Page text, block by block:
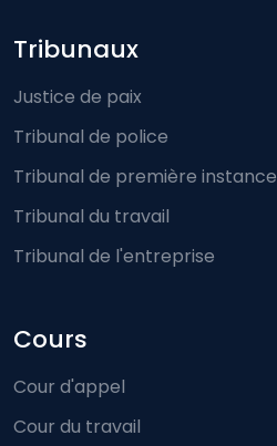
Footer-menu
Tribunaux
Justice de paix
Tribunal de police
Tribunal de première instance
Tribunal du travail
Tribunal de l'entreprise
Cours
Cour d'appel
Cour du travail